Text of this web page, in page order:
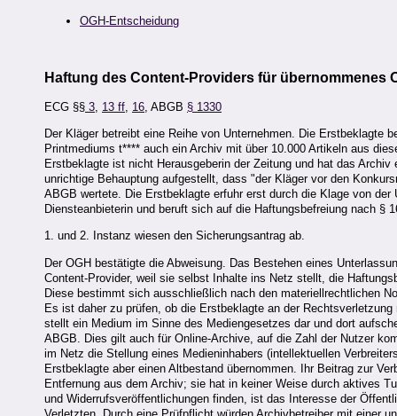
OGH-Entscheidung
Haftung des Content-Providers für übernommenes
ECG §§ 3 13 ff 16 , ABGB § 1330
Der Kläger betreibt eine Reihe von Unternehmen. Die Erstbeklagte
Printmediums t**** auch ein Archiv mit über 10.000 Artikeln aus
Erstbeklagte ist nicht Herausgeberin der Zeitung und hat das
unrichtige Behauptung aufgestellt, dass "der Kläger vor den
ABGB wertete. Die Erstbeklagte erfuhr erst durch die Klage von
Diensteanbieterin und beruft sich auf die Haftungsbefreiung nach §
1. und 2. Instanz wiesen den Sicherungsantrag ab.
Der OGH bestätigte die Abweisung. Das Bestehen eines
Content-Provider, weil sie selbst Inhalte ins Netz stellt, die
Diese bestimmt sich ausschließlich nach den materiellrechtlichen
Es ist daher zu prüfen, ob die Erstbeklagte an der
stellt ein Medium im Sinne des Mediengesetzes dar und dort
ABGB. Dies gilt auch für Online-Archive, auf die Zahl der Nutzer
im Netz die Stellung eines Medieninhabers (intellektuellen
Erstbeklagte aber einen Altbestand übernommen. Ihr Beitrag zur
Entfernung aus dem Archiv; sie hat in keiner Weise durch aktives
und Widerrufsveröffentlichungen finden, ist das Interesse der